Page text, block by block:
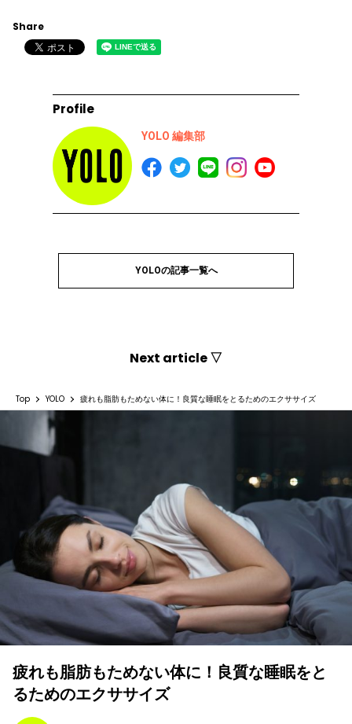
Share
Profile
YOLO 編集部
YOLOの記事一覧へ
Next article ▽
Top YOLO 疲れも脂肪もためない体に！良質な睡眠をとるためのエクササイズ
疲れも脂肪もためない体に！良質な睡眠をと
るためのエクササイズ